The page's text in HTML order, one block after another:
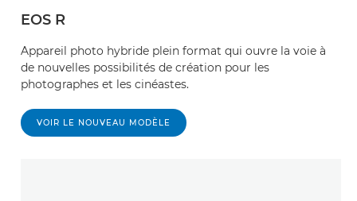
EOS R
Appareil photo hybride plein format qui ouvre la voie à
de nouvelles possibilités de création pour les
photographes et les cinéastes.
VOIR LE NOUVEAU MODÈLE